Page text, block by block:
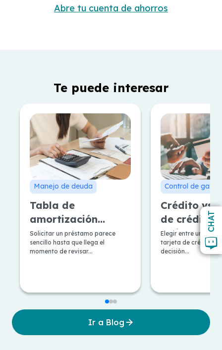
CHAT
Abre tu cuenta de ahorros
Te puede interesar
Manejo de deuda
Tabla de
amortización
Francesa y
Alemana: Pros y
Solicitar un préstamo parece
sencillo hasta que llega el
momento de revisar...
Control de
Crédito vs
de crédito:
mejor
necesidad?
Elegir entre un
tarjeta de crédito,
decisión...
Ir a Blog